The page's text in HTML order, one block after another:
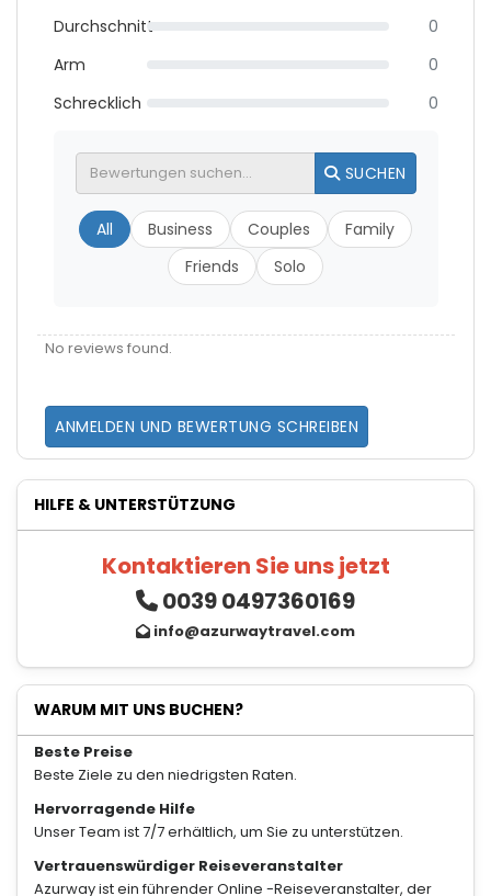
Durchschnitt
0
Arm
0
Schrecklich
0
SUCHEN
All Business Couples
Family
Friends
Solo
No reviews found.
ANMELDEN UND BEWERTUNG SCHREIBEN
HILFE & UNTERSTÜTZUNG
Kontaktieren Sie uns jetzt
0039 0497360169
info@azurwaytravel.com
WARUM MIT UNS BUCHEN?
Beste Preise
Beste Ziele zu den niedrigsten Raten.
Hervorragende Hilfe
Unser Team ist 7/7 erhältlich, um Sie zu unterstützen.
Vertrauenswürdiger Reiseveranstalter
Azurway ist ein führender Online -Reiseveranstalter, der